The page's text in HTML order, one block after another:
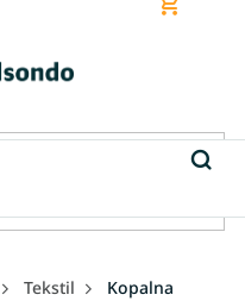
Tekstil
Kopalna